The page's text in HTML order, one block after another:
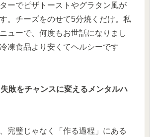
ーでピザトーストやグラタン風が
。チーズをのせて5分焼くだけ。私
ューで、何度もお世話になりまし
凍食品より安くてヘルシーです
敗をチャンスに変えるメンタルハ
完璧じゃなく「作る過程」にある